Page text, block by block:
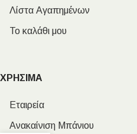
Λίστα Αγαπημένων
Το καλάθι μου
ΧΡΗΣΙΜΑ
Εταιρεία
Ανακαίνιση Μπάνιου